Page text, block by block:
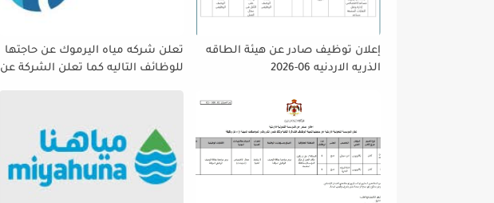
إعلان توظيف صادر عن هيئة الطاقه
الذريه الاردنيه 06-2026
تعلن شركه مياه اليرموك عن حاجتها
للوظائف التاليه كما تعلن الشركة عن
على إتاحة الفرصة الكافية أمام
الجميع لاستكمال إجراءات التقديم.